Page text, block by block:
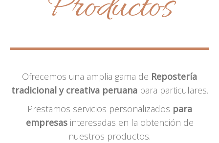
Ofrecemos una amplia gama de Repostería
tradicional y creativa peruanapara particulares.
Prestamos servicios personalizados para
empresasinteresadas en la obtención de
nuestros productos.